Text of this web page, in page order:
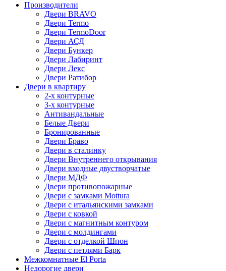
Производители
Двери BRAVO
Двери Termo
Двери TermoDoor
Двери АСД
Двери Бункер
Двери Лабиринт
Двери Лекс
Двери Ратибор
Двери в квартиру
2-х контурные
3-х контурные
Антивандальные
Белые Двери
Бронированные
Двери Браво
Двери в сталинку
Двери Внутреннего открывания
Двери входные двустворчатые
Двери МДФ
Двери противопожарные
Двери с замками Mottura
Двери с итальянскими замками
Двери с ковкой
Двери с магнитным контуром
Двери с молдингами
Двери с отделкой Шпон
Двери с петлями Барк
Межкомнатные El Porta
Недорогие двери